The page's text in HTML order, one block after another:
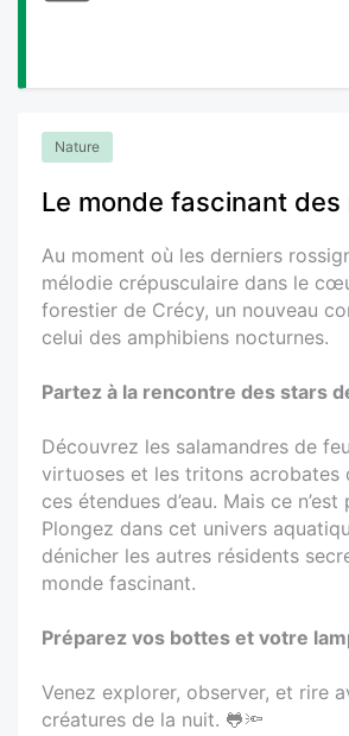
Nature
Le monde fascinant des
Au moment où les derniers
mélodie crépusculaire dans le
forestier de Crécy, un nouveau
celui des amphibiens nocturnes.
Partez à la rencontre des stars
Découvrez les salamandres de
virtuoses et les tritons acrobates
ces étendues d’eau. Mais ce
Plongez dans cet univers
dénicher les autres résidents
monde fascinant.
Préparez vos bottes et votre
Venez explorer, observer, et rire
créatures de la nuit. 🐸🔦